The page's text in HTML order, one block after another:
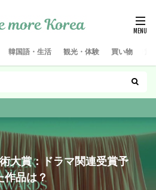
韓国語・生活 観光・体験 買い物
大賞：ドラマ関連受賞予
作品は？